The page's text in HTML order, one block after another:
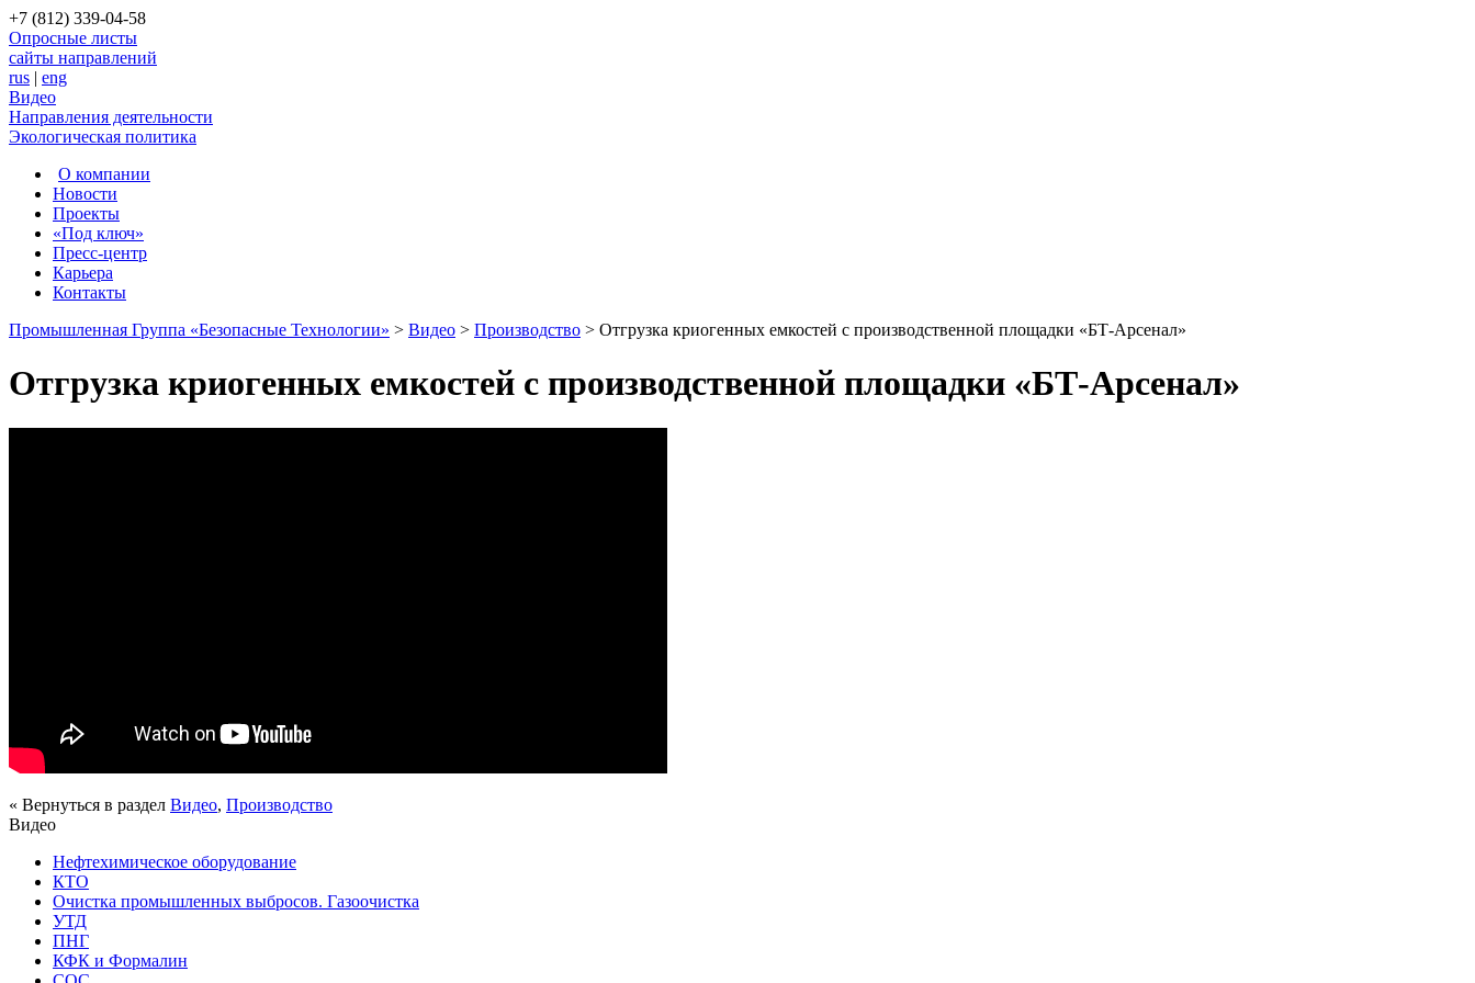
+7 (812) 339-04-58
Опросные листы
сайты направлений
rus | eng
Видео
Направления деятельности
Экологическая политика
О компании
Новости
Проекты
«Под ключ»
Пресс-центр
Карьера
Контакты
Промышленная Группа «Безопасные Технологии» > Видео > Производство > Отгрузка криогенных емкостей с производственной площадки «БТ-Арсенал»
Отгрузка криогенных емкостей с производственной площадки «БТ-Арсенал»
« Вернуться в раздел Видео, Производство
Видео
Нефтехимическое оборудование
КТО
Очистка промышленных выбросов. Газоочистка
УТД
ПНГ
КФК и Формалин